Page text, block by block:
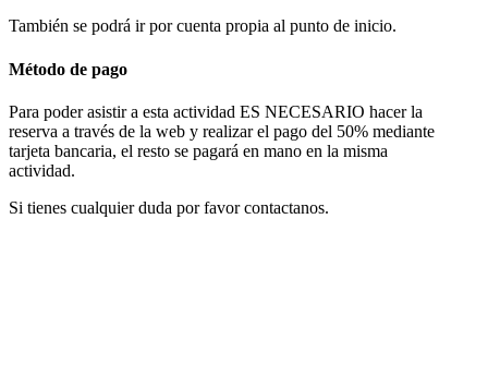
También se podrá ir por cuenta propia al punto de inicio.
Método de pago
Para poder asistir a esta actividad ES NECESARIO hacer la
reserva a través de la web y realizar el pago del 50% mediante
tarjeta bancaria, el resto se pagará en mano en la misma
actividad.
Si tienes cualquier duda por favor contactanos.